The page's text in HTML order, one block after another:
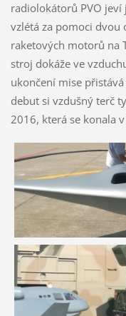
radiolokátorů PVO jeví
vzlétá za pomoci dvou
raketových motorů na
stroj dokáže ve
ukončení mise
debut si vzdušný terč
2016, která se konala